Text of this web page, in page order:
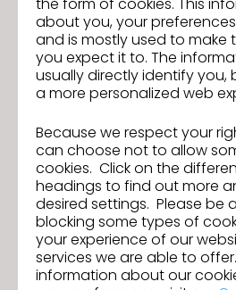
SAIBA
about you, your
and is mostly used to make
you expect it to. The
usually directly identify you,
a more personalized web
Because we respect your
can choose not to allow
cookies. Click on the
headings to find out more
desired settings. Please be
blocking some types of
your experience of our
services we are able to
information about our